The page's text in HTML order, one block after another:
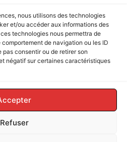
nous utilisons des technologies
et/ou accéder aux informations des
technologies nous permettra de
de navigation ou les ID
pas consentir ou de retirer son
négatif sur certaines caractéristiques
Refuser
Rue Colbert /// Rue Cérès ///
Rue de Talleyrand ///
/// Succursalisme /// Tramway ///